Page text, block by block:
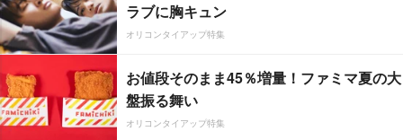
ラブに胸キュン
オリコンタイアップ特集
お値段そのまま45％増量！ファミマ夏の大
盤振る舞い
オリコンタイアップ特集